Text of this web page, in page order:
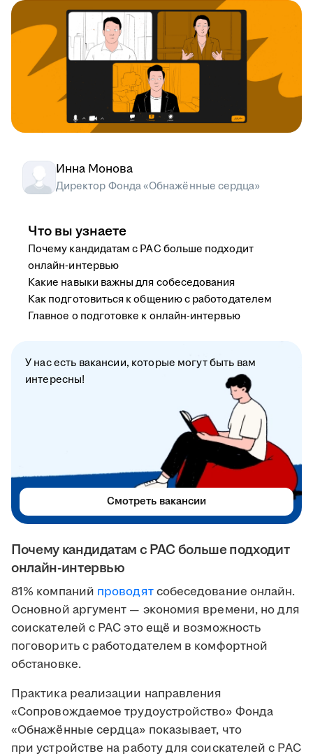
Почему кандидатам с РАС больше подходит
онлайн-интервью
81% компаний проводятсобеседование онлайн.
Основной аргумент — экономия времени, но для
соискателей с РАС это ещё и возможность
поговорить с работодателем в комфортной
обстановке.
Практика реализации направления
«Сопровождаемое трудоустройство» Фонда
«Обнажённые сердца» показывает, что
при устройстве на работу для соискателей с РАС
Инна Монова
Директор Фонда «Обнажённые сердца»
Что вы узнаете
Почему кандидатам с РАС больше подходит
онлайн-интервью
Какие навыки важны для собеседования
Как подготовиться к общению с работодателем
Главное о подготовке к онлайн-интервью
У нас есть вакансии, которые могут быть вам
интересны!
Смотреть вакансии